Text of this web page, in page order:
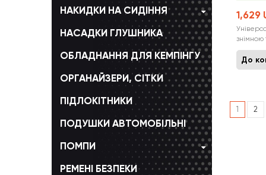
НАКИДКИ НА СИДІННЯ
НАСАДКИ ГЛУШНИКА
ОБЛАДНАННЯ ДЛЯ КЕМПІНГУ
ОРГАНАЙЗЕРИ, СІТКИ
ПІДЛОКІТНИКИ
ПОДУШКИ АВТОМОБІЛЬНІ
ПОМПИ
РЕМЕНІ БЕЗПЕКИ
1,629
знімною
на
До
1 2